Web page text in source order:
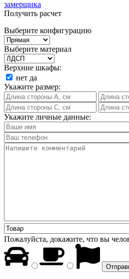
замерщика
Получить расчет
Выберите конфигурацию
Выберите материал
Верхние шкафы:
нет да
Укажите размер:
Укажите личные данные:
Пожалуйста, докажите, что вы